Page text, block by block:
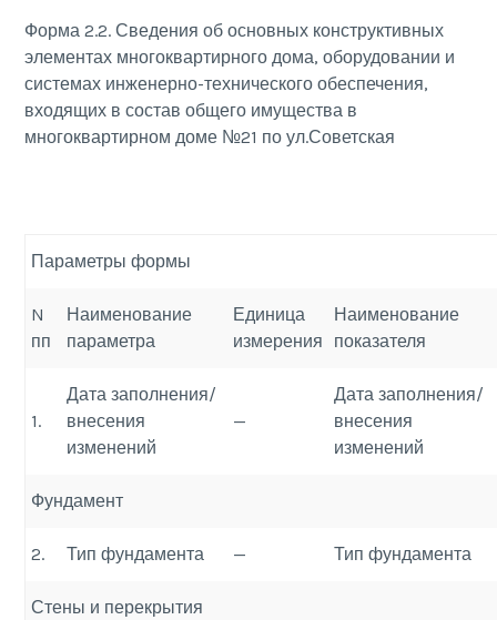
Форма 2.2. Сведения об основных конструктивных
элементах многоквартирного дома, оборудовании и
системах инженерно-технического обеспечения,
входящих в состав общего имущества в
многоквартирном доме №21 по ул.Советская
Параметры формы
N
пп
Наименование
параметра
Единица
измерения
Наименование
показателя
1.
Дата заполнения/
внесения
изменений
—
Дата заполнения/
внесения
изменений
Фундамент
2. Тип фундамента — Тип фундамента
Стены и перекрытия